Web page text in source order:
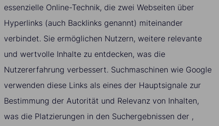
essenzielle Online-Technik, die zwei Webseiten über
Hyperlinks (auch Backlinks genannt) miteinander
verbindet. Sie ermöglichen Nutzern, weitere relevante
und wertvolle Inhalte zu entdecken, was die
Nutzererfahrung verbessert. Suchmaschinen wie Google
verwenden diese Links als eines der Hauptsignale zur
Bestimmung der Autorität und Relevanz von Inhalten,
was die Platzierungen in den Suchergebnissen der ,